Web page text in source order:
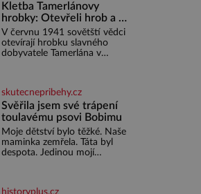
Kletba Tamerlánovy
hrobky: Otevřeli hrob a za
dva dny začala invaze do
SSSR. Náhoda, nebo
varování?
V červnu 1941 sovětští vědci
otevírají hrobku slavného
dobyvatele Tamerlána v
Barbarossa a napadá
Sovětský svaz. Shoda dat je
skutecnepribehy.cz
Svěřila jsem své trápení
toulavému psovi Bobimu
Moje dětství bylo těžké. Naše
maminka zemřela. Táta byl
despota. Jedinou mojí
historyplus.cz